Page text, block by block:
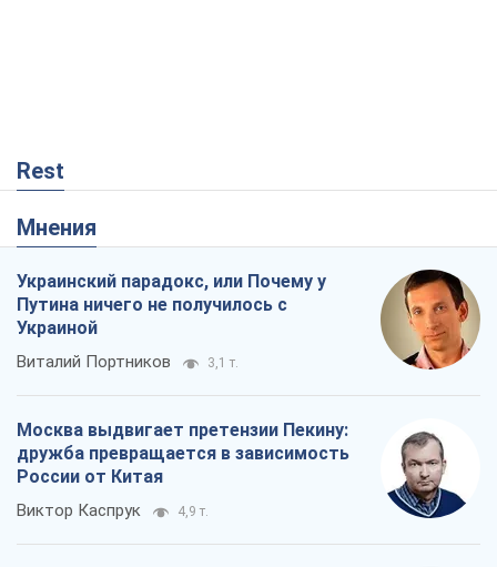
Rest
Мнения
Украинский парадокс, или Почему у
Путина ничего не получилось с
Украиной
Виталий Портников 3,1 т.
Москва выдвигает претензии Пекину:
дружба превращается в зависимость
России от Китая
Виктор Каспрук 4,9 т.